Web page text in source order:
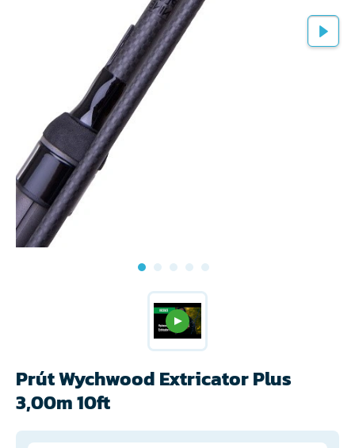
Prút Wychwood Extricator Plus
3,00m 10ft